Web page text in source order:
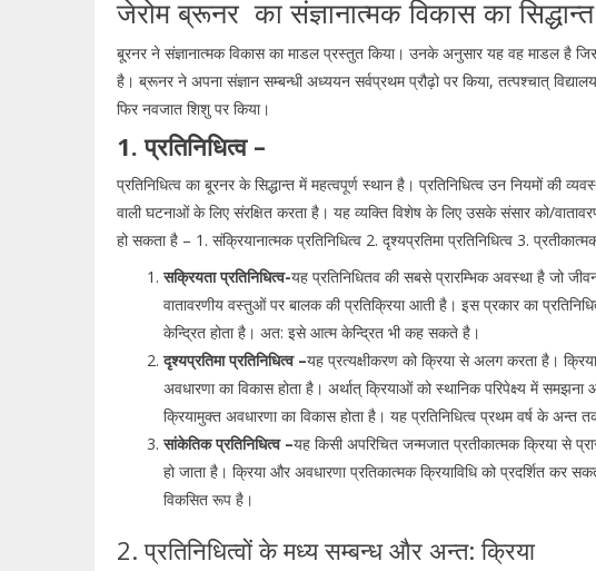
जेरोम ब्रूनर का संज्ञानात्मक विकास का सिद्धान्त
बू्रनर ने संज्ञानात्मक विकास का माडल प्रस्तुत किया। उनके अनुसार यह वह माडल है
है। ब्रूनर ने अपना संज्ञान सम्बन्धी अध्ययन सर्वप्रथम प्रौढ़ो पर किया, तत्पश्चात्
फिर नवजात शिशु पर किया।
1. प्रतिनिधित्व –
प्रतिनिधित्व का बू्रनर के सिद्धान्त में महत्वपूर्ण स्थान है। प्रतिनिधित्व उन नियमों की
वाली घटनाओं के लिए संरक्षित करता है। यह व्यक्ति विशेष के लिए उसके संसार को/
हो सकता है – 1. संक्रियानात्मक प्रतिनिधित्व 2. दृश्यप्रतिमा प्रतिनिधित्व 3.
सक्रियता प्रतिनिधित्व-यह प्रतिनिधितव की सबसे प्रारम्भिक अवस्था है जो
वातावरणीय वस्तुओं पर बालक की प्रतिक्रिया आती है। इस प्रकार का
केन्द्रित होता है। अत: इसे आत्म केन्द्रित भी कह सकते है।
दृश्यप्रतिमा प्रतिनिधित्व –यह प्रत्यक्षीकरण को क्रिया से अलग करता है।
अवधारणा का विकास होता है। अर्थात् क्रियाओं को स्थानिक परिपेक्ष्य में
क्रियामुक्त अवधारणा का विकास होता है। यह प्रतिनिधित्व प्रथम वर्ष के अन्त
सांकेतिक प्रतिनिधित्व –यह किसी अपरिचित जन्मजात प्रतीकात्मक क्रिया से
हो जाता है। क्रिया और अवधारणा प्रतिकात्मक क्रियाविधि को प्रदर्शित कर
विकसित रूप है।
2. प्रतिनिधित्वों के मध्य सम्बन्ध और अन्त: क्रिया